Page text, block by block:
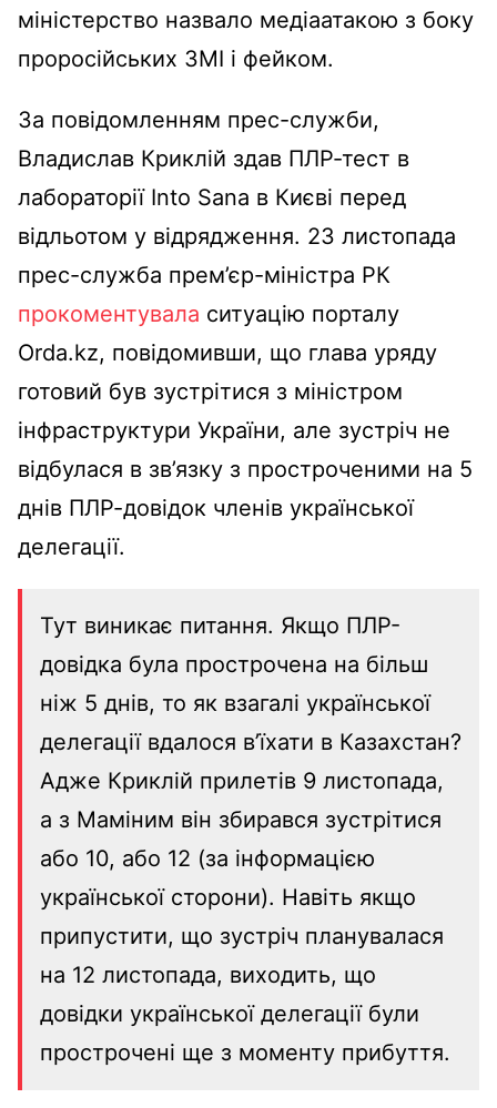
міністерство назвало медіаатакою з боку
проросійських ЗМІ і фейком.
За повідомленням прес-служби,
Владислав Криклій здав ПЛР-тест в
лабораторії Into Sana в Києві перед
відльотом у відрядження. 23 листопада
прес-служба прем’єр-міністра РК
прокоментувала ситуацію порталу
Orda.kz, повідомивши, що глава уряду
готовий був зустрітися з міністром
інфраструктури України, але зустріч не
відбулася в зв’язку з простроченими на 5
днів ПЛР-довідок членів української
делегації.
Тут виникає питання. Якщо ПЛР-
довідка була прострочена на більш
ніж 5 днів, то як взагалі української
делегації вдалося в’їхати в Казахстан?
Адже Криклій прилетів 9 листопада,
а з Маміним він збирався зустрітися
або 10, або 12 (за інформацією
української сторони). Навіть якщо
припустити, що зустріч планувалася
на 12 листопада, виходить, що
довідки української делегації були
прострочені ще з моменту прибуття.